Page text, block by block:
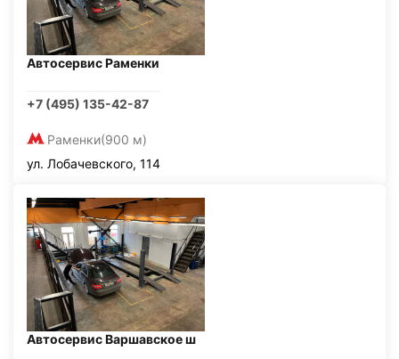
Автосервис Раменки
+7 (495) 135-42-87
Раменки(900 м)
ул. Лобачевского, 114
Автосервис Варшавское ш